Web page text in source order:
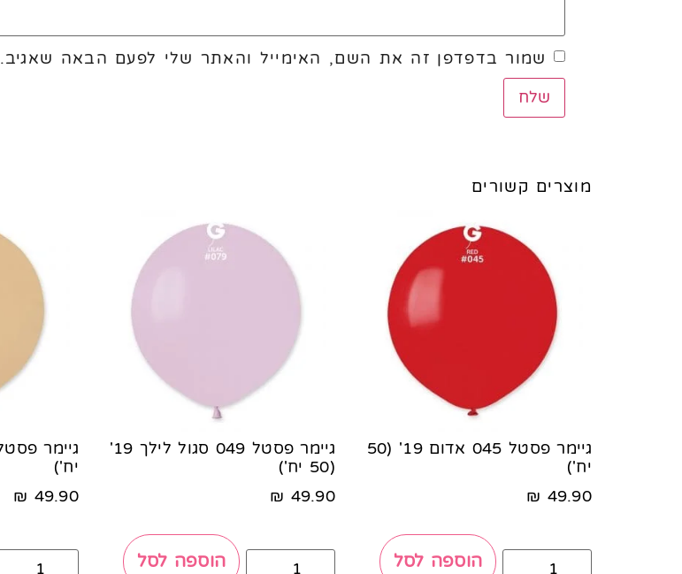
שמור בדפדפן זה את השם, האימייל והאתר שלי לפעם הבאה שאגיב.
מוצרים קשורים
גיימר פסטל 045 אדום 19' (50
יח')
49.90
₪
הוספה לסל
גיימר פסטל 049 סגול לילך 19'
(50 יח')
49.90
₪
הוספה לסל
יח')
49.90
₪